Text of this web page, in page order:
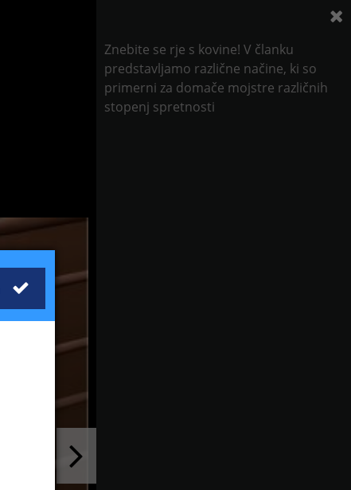
Znebite se rje s kovine! V članku
predstavljamo različne načine, ki so
primerni za domače mojstre različnih
stopenj spretnosti